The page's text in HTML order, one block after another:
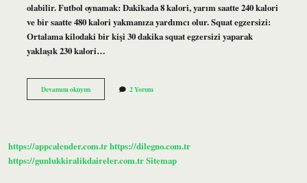
olabilir. Futbol oynamak: Dakikada 8 kalori, yarım saatte 240 kalori
ve bir saatte 480 kalori yakmanıza yardımcı olur. Squat egzersizi:
Ortalama kilodaki bir kişi 30 dakika squat egzersizi yaparak
yaklaşık 230 kalori…
Devamını okuyun480
Kalori
2 Yorum
https://appcalender.com.trhttps://dilegno.com.tr
https://gunlukkiralikdaireler.com.trSitemap